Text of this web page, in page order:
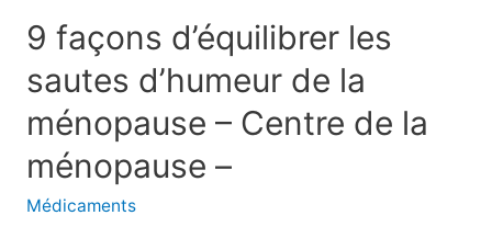
vous
ne
pouvez
pas
manger
sur
9 façons d’équilibrer les
sautes d’humeur de la
ménopause – Centre de la
ménopause –
Médicaments